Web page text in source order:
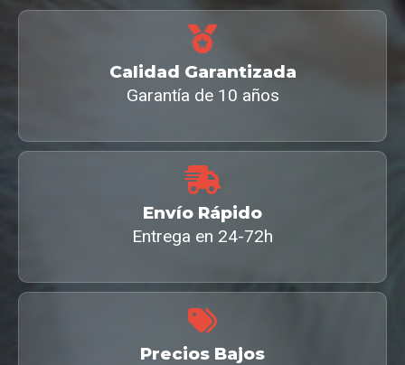
Calidad Garantizada
Garantía de 10 años
Envío Rápido
Entrega en 24-72h
Precios Bajos